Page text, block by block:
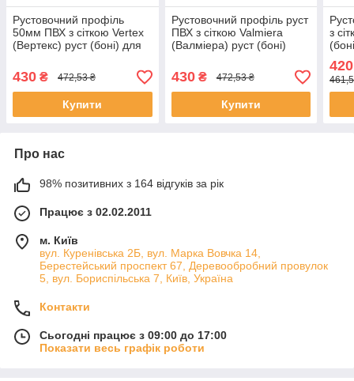
Рустовочний профіль
50мм ПВХ з сіткою Vertex
(Вертекс) руст (боні) для
мм довжина 2,5 метра
430 ₴ 472,53 ₴
Купити
Рустовочний профіль руст
ПВХ з сіткою Valmiera
(Валміера) руст (боні)
50 мм на 20 мм довжина 3
метра
430₴ 472,53 ₴
Купити
з
на
420
Про нас
98% позитивних з 164 відгуків за рік
Працює з 02.02.2011
м. Київ
вул. Куренівська 2Б, вул. Марка Вовчка 14,
Берестейський проспект 67, Деревообробний провулок
5, вул. Бориспільська 7, Київ, Україна
Контакти
Сьогодні працює з 09:00 до 17:00
Показати весь графік роботи